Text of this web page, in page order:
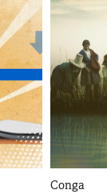
Conga